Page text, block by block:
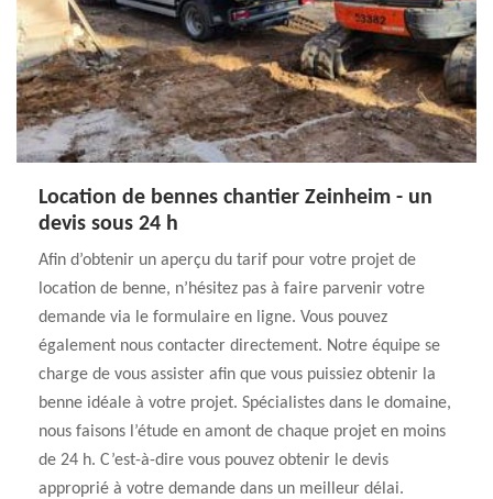
Location de bennes chantier Zeinheim - un
devis sous 24 h
Afin d’obtenir un aperçu du tarif pour votre projet de
location de benne, n’hésitez pas à faire parvenir votre
demande via le formulaire en ligne. Vous pouvez
également nous contacter directement. Notre équipe se
charge de vous assister afin que vous puissiez obtenir la
benne idéale à votre projet. Spécialistes dans le domaine,
nous faisons l’étude en amont de chaque projet en moins
de 24 h. C’est-à-dire vous pouvez obtenir le devis
approprié à votre demande dans un meilleur délai.